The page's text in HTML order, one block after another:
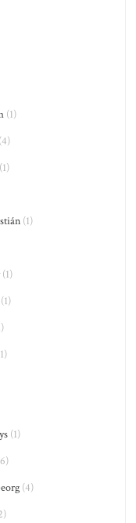
(1)
(4)
(1)
(1)
(1)
(4)